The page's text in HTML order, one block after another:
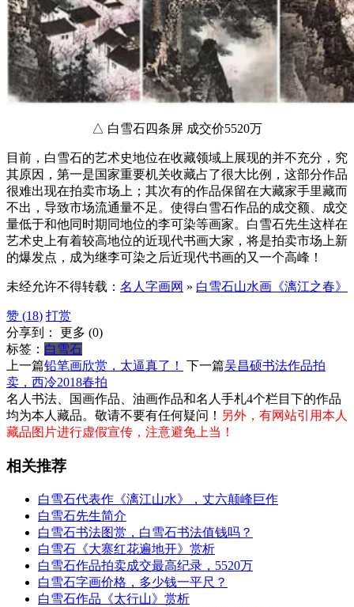
△ 白雪石四条屏 成交价5520万
目前，白雪石的艺术史地位在收藏领域上展现的并不充分，究
其原因，第一是国家重要机关收藏占了很大比例，这部分作品
很难出现在拍卖市场上；其次有的作品保留在大藏家手里藏而
不出，导致市场流通量不足。使得白雪石作品的成交额、成交
量低于和他同时期同地位的李可染等画家。白雪石先生这样在
艺术史上有着较高地位的近现代书画大家，将是拍卖市场上新
的爆发点，成为继李可染之后近现代书画的又一个高峰！
未经允许不得转载： 名人字画网 » 白雪石山水画《漓江之春》
赞 (18) 打赏
分享到： 更多 (0)
标签： 白雪石
上一篇铅笔画欣赏，太逼真了！ 下一篇吴昌硕书法作品拍
卖，西冷2018春拍
名人书法、国画作品、油画作品和名人手札4个栏目下的作品
均为本人藏品。敬请不要有任何疑问！ 另外，有网站引用本人
藏品图片进行虚假宣传，注意避免上当！
相关推荐
白雪石代表作《漓江山水》，丈六颠峰巨作
白雪石先生简介
白雪石书法图赏，白雪石书法值钱吗？
白雪石《大寨红花遍地开》赏析
白雪石作品拍卖成交最高纪录，5520万
白雪石字画价格，多少钱一平尺？
白雪石作品《太行山》赏析